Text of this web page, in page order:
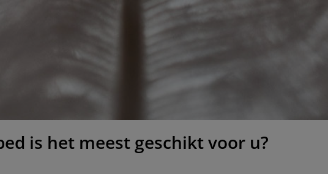
is het meest geschikt voor u?